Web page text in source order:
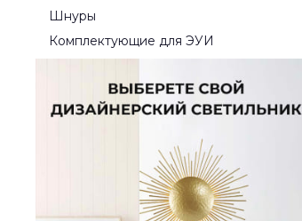
Шнуры
Комплектующие для ЭУИ